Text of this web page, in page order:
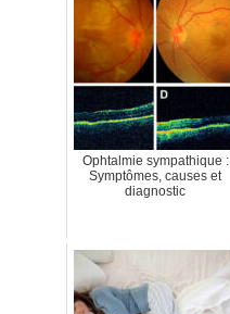
Ophtalmie sympathique :
Symptômes, causes et
diagnostic